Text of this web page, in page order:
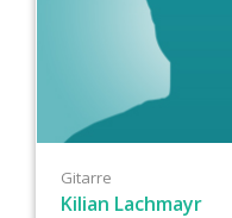
Gitarre
Kilian Lachmayr